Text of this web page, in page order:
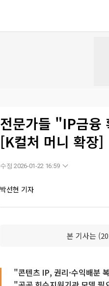
전문가들 "IP금융
[K컬처 머니 확장]
수정 2026-01-22 16:59
박선현 기자
본 기사는
"콘텐츠 IP, 권리·수익배분